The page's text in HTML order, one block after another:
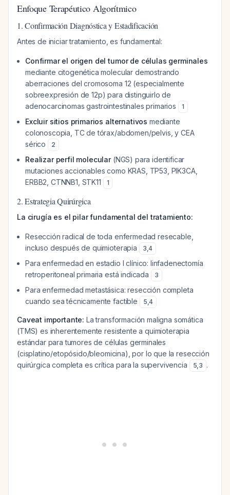
Enfoque Terapéutico Algorítmico
1. Confirmación Diagnóstica y Estadificación
Antes de iniciar tratamiento, es fundamental:
Confirmar el origen del tumor de células germinales
mediante citogenética molecular demostrando
aberraciones del cromosoma 12 (especialmente
sobreexpresión de 12p) para distinguirlo de
adenocarcinomas gastrointestinales primarios
1
Excluir sitios primarios alternativos mediante
colonoscopia, TC de tórax/abdomen/pelvis, y CEA
sérico
2
Realizar perfil molecular(NGS) para identificar
mutaciones accionables como KRAS, TP53, PIK3CA,
ERBB2, CTNNB1, STK11
1
2. Estrategia Quirúrgica
La cirugía es el pilar fundamental del tratamiento:
Resección radical de toda enfermedad resecable,
incluso después de quimioterapia
3,4
Para enfermedad en estadio I clínico: linfadenectomía
retroperitoneal primaria está indicada
3
Para enfermedad metastásica: resección completa
cuando sea técnicamente factible
5,4
Caveat importante: La transformación maligna somática
(TMS) es inherentemente resistente a quimioterapia
estándar para tumores de células germinales
(cisplatino/etopósido/bleomicina), por lo que la resección
quirúrgica completa es crítica para la supervivencia
5,3 .